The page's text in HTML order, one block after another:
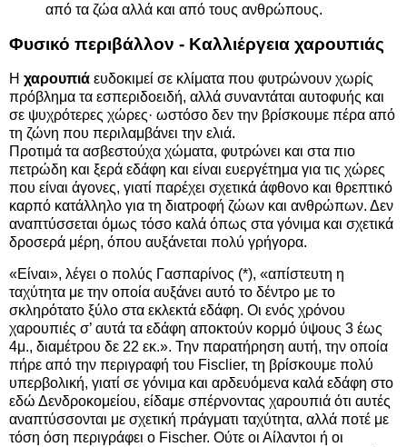
από τα ζώα αλλά και από τους ανθρώπους.
Φυσικό περιβάλλον - Καλλιέργεια χαρουπιάς
Η χαρουπιά ευδοκιμεί σε κλίματα που φυτρώνουν χωρίς
πρόβλημα τα εσπεριδοειδή, αλλά συναντάται αυτοφυής και
σε ψυχρότερες χώρες· ωστόσο δεν την βρίσκουμε πέρα από
τη ζώνη που περιλαμβάνει την ελιά.
Προτιμά τα ασβεστούχα χώματα, φυτρώνει και στα πιο
πετρώδη και ξερά εδάφη και είναι ευεργέτημα για τις χώρες
που είναι άγονες, γιατί παρέχει σχετικά άφθονο και θρεπτικό
καρπό κατάλληλο για τη διατροφή ζώων και ανθρώπων. Δεν
αναπτύσσεται όμως τόσο καλά όπως στα γόνιμα και σχετικά
δροσερά μέρη, όπου αυξάνεται πολύ γρήγορα.
«Είναι», λέγει ο πολύς Γασπαρίνος (*), «απίστευτη η
ταχύτητα με την οποία αυξάνει αυτό το δέντρο με το
σκληρότατο ξύλο στα εκλεκτά εδάφη. Οι ενός χρόνου
χαρουπιές σ’ αυτά τα εδάφη αποκτούν κορμό ύψους 3 έως
4μ., διαμέτρου δε 22 εκ.». Την παρατήρηση αυτή, την οποία
πήρε από την περιγραφή του Fisclier, τη βρίσκουμε πολύ
υπερβολική, γιατί σε γόνιμα και αρδευόμενα καλά εδάφη στο
εδώ Δενδροκομείου, είδαμε σπέρνοντας χαρουπιά ότι αυτές
αναπτύσσονται με σχετική πράγματι ταχύτητα, αλλά ποτέ με
τόση όση περιγράφει ο Fischer. Ούτε οι Αίλαντοι ή οι